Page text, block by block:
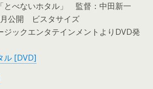
とべないホタル」 監督：中田新一
公開 ビスタサイズ
ジックエンタテインメントよりDVD発
ル [DVD]